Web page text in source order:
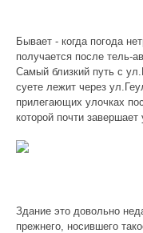
Бывает - когда погода
получается после тель-
Самый близкий путь с
суете лежит через
прилегающих улочках
которой почти
Здание это довольно
прежнего, носившего